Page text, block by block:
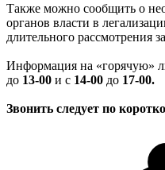
Также можно сообщить о
органов власти в
длительного рассмотрения
Информация на «горячую»
до 13-00 и с 14-00 до 17-00.
Звонить следует по